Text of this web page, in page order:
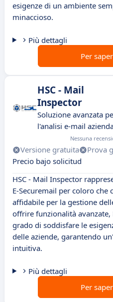
esigenze di un ambiente
minaccioso.
Più dettagli
Per
HSC - Mail
Inspector
Soluzione avanzata
l'analisi e-mail
Nessuna
Versione gratuita Prova
Precio bajo solicitud
HSC - Mail Inspector
E-Securemail per coloro che
affidabile per la gestione
offrire funzionalità avanzate,
grado di soddisfare le
delle aziende, garantendo
intuitiva.
Più dettagli
Per